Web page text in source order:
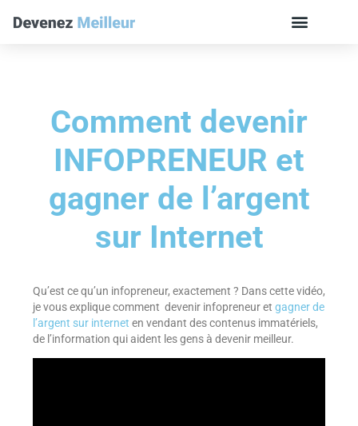
Comment devenir
INFOPRENEUR et
gagner de l’argent
sur Internet
Qu’est ce qu’un infopreneur, exactement ? Dans cette vidéo,
je vous explique comment devenir infopreneur et gagner de
l’argent sur internet en vendant des contenus immatériels,
de l’information qui aident les gens à devenir meilleur.